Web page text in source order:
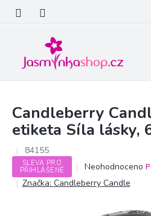
obsah
Candleberry
etiketa Síla lásky,
84155
SLEVA PRO
PŘIHLÁŠENÉ
Průměrné
hodnocení
produktu
Neohodnoceno
Značka: Candleberry Candle